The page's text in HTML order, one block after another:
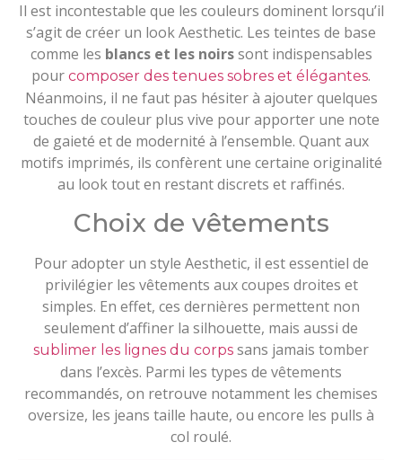
Il est incontestable que les couleurs dominent lorsqu’il
s’agit de créer un look Aesthetic. Les teintes de base
comme les blancs et les noirssont indispensables
pour composer des tenues sobres et élégantes.
Néanmoins, il ne faut pas hésiter à ajouter quelques
touches de couleur plus vive pour apporter une note
de gaieté et de modernité à l’ensemble. Quant aux
motifs imprimés, ils confèrent une certaine originalité
au look tout en restant discrets et raffinés.
Choix de vêtements
Pour adopter un style Aesthetic, il est essentiel de
privilégier les vêtements aux coupes droites et
simples. En effet, ces dernières permettent non
seulement d’affiner la silhouette, mais aussi de
sublimer les lignes du corps sans jamais tomber
dans l’excès. Parmi les types de vêtements
recommandés, on retrouve notamment les chemises
oversize, les jeans taille haute, ou encore les pulls à
col roulé.